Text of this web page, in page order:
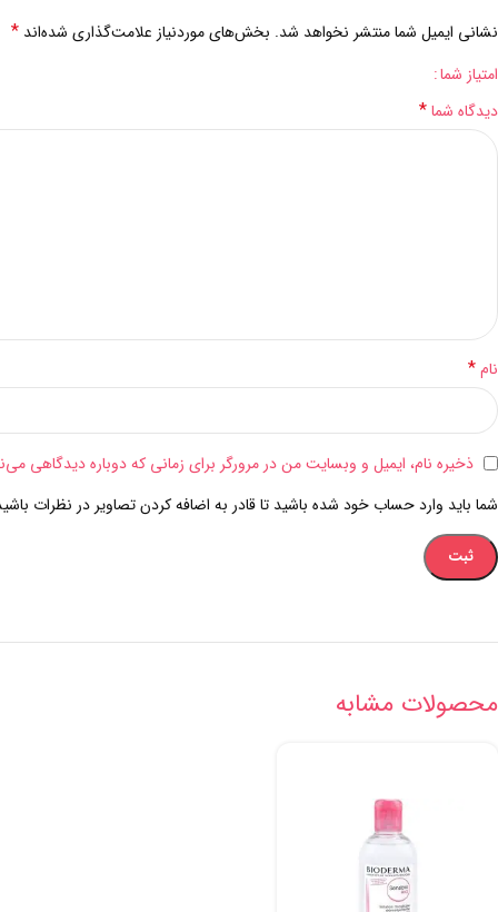
نشانی ایمیل شما منتشر نخواهد شد. بخش‌های موردنیاز علامت‌گذاری شده‌اند *
امتیاز شما
دیدگاه شما*
نام*
ذخیره نام، ایمیل و وبسایت من در مرورگر برای زمانی که دوباره دیدگاهی
شما باید وارد حساب خود شده باشید تا قادر به اضافه کردن تصاویر در نظرات
محصولات مشابه